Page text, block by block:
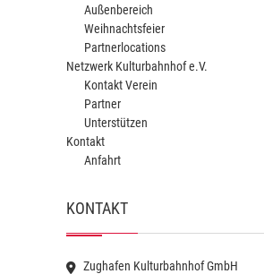
Außenbereich
Weihnachtsfeier
Partnerlocations
Netzwerk Kulturbahnhof e.V.
Kontakt Verein
Partner
Unterstützen
Kontakt
Anfahrt
KONTAKT
Zughafen Kulturbahnhof GmbH